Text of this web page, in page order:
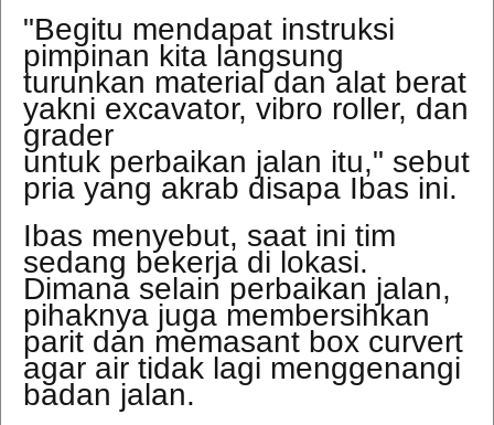
"Begitu mendapat instruksi
pimpinan kita langsung
turunkan material dan alat berat
yakni excavator, vibro roller, dan
grader
untuk perbaikan jalan itu," sebut
pria yang akrab disapa Ibas ini.
Ibas menyebut, saat ini tim
sedang bekerja di lokasi.
Dimana selain perbaikan jalan,
pihaknya juga membersihkan
parit dan memasant box curvert
agar air tidak lagi menggenangi
badan jalan.